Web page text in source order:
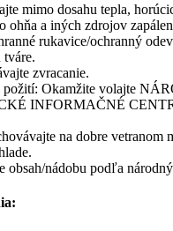
mimo dosahu tepla,
ohňa a iných zdrojov
rukavice/ochranný
tváre.
zvracanie.
požití: Okamžite volajte
INFORMAČNÉ
na dobre vetranom
obsah/nádobu podľa